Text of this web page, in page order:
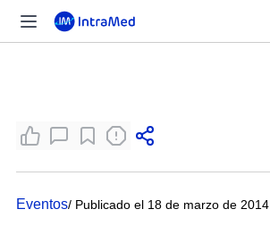
Eventos/ Publicado el 18 de marzo de 2014